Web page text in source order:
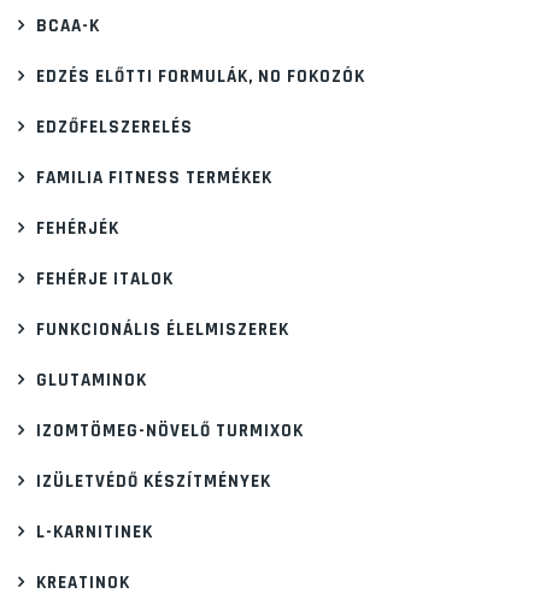
BCAA-K
EDZÉS ELŐTTI FORMULÁK, NO FOKOZÓK
EDZŐFELSZERELÉS
FAMILIA FITNESS TERMÉKEK
FEHÉRJÉK
FEHÉRJE ITALOK
FUNKCIONÁLIS ÉLELMISZEREK
GLUTAMINOK
IZOMTÖMEG-NÖVELŐ TURMIXOK
IZÜLETVÉDŐ KÉSZÍTMÉNYEK
L-KARNITINEK
KREATINOK